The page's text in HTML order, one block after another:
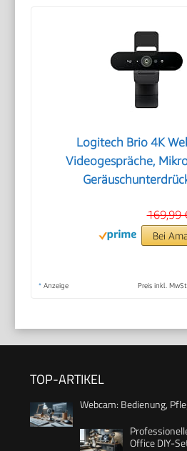
Logitech Brio 4K
Videogespräche,
169,99
Bei
* Anzeige Preis inkl.
TOP-ARTIKEL
Webcam: Bedienung,
Office DIY-